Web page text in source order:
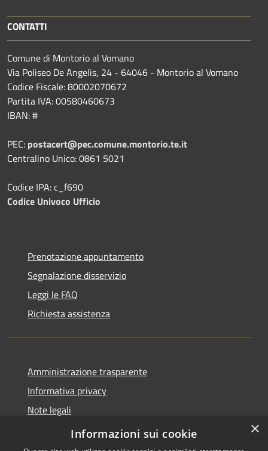
CONTATTI
Comune di Montorio al Vomano
Via Poliseo De Angelis, 24 - 64046 - Montorio al Vomano
Codice Fiscale: 80002070672
Partita IVA: 00580460673
IBAN: #
PEC: postacert@pec.comune.montorio.te.it
Centralino Unico: 0861 5021
Codice IPA: c_f690
Codice Univoco Ufficio
Prenotazione appuntamento
Segnalazione disservizio
Leggi le FAQ
Richiesta assistenza
Amministrazione trasparente
Informativa privacy
Note legali
Dichiarazione di accessibilità
×
Informazioni sui cookie